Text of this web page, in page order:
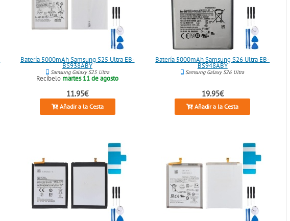
Batería 5000mAh Samsung S25 Ultra EB-
BS938ABY
Samsung Galaxy S25 Ultra
Recíbelo martes 11 de agosto
11.95€
Añadir a la Cesta
Batería 5000mAh Samsung S26 Ultra EB-
BS948ABY
Samsung Galaxy S26 Ultra
19.95€
Añadir a la Cesta